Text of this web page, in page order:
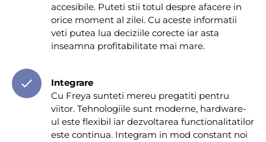
accesibile. Puteti stii totul despre afacere in
orice moment al zilei. Cu aceste informatii
veti putea lua deciziile corecte iar asta
inseamna profitabilitate mai mare.
Integrare
Cu Freya sunteti mereu pregatiti pentru
viitor. Tehnologiile sunt moderne, hardware-
ul este flexibil iar dezvoltarea functionalitatilor
este continua. Integram in mod constant noi